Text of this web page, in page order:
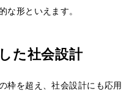
な形といえます。
た社会設計
枠を超え、社会設計にも応用